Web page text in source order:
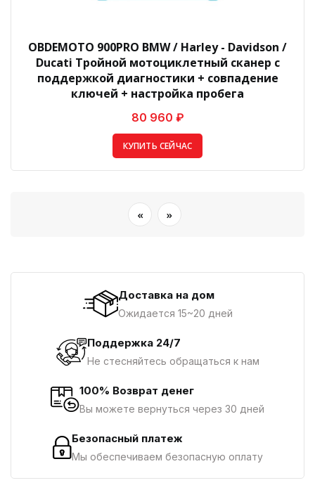
OBDEMOTO 900PRO BMW / Harley - Davidson /
Ducati Тройной мотоциклетный сканер с
поддержкой диагностики + совпадение
ключей + настройка пробега
80 960 ₽
КУПИТЬ СЕЙЧАС
« »
Доставка на дом
Ожидается 15~20 дней
Поддержка 24/7
Не стесняйтесь обращаться к нам
100% Возврат денег
Вы можете вернуться через 30 дней
Безопасный платеж
Мы обеспечиваем безопасную оплату